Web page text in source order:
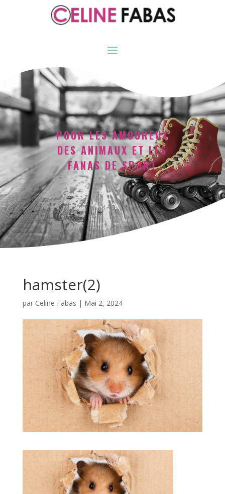
POUR LES AMOUREUX
DES ANIMAUX ET LES
FANAS DE SPORT
hamster(2)
par Celine Fabas | Mai 2, 2024